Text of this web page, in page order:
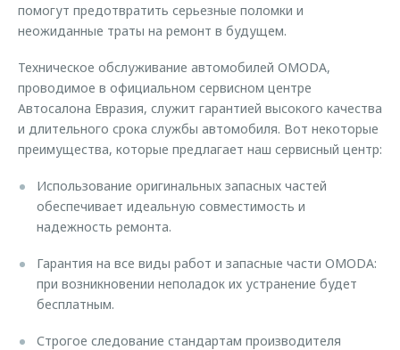
Кредитные программы
Кредитный калькулятор
Аксессуары
Одежда и сувениры
Запчасти
Трейд-ин
Калькулятор трейд-ин
Руководства по эксплуатации
O&J Автоклуб
Клуб владельцев OMODA
Приложение O&J
Аксессуары
Одежда и сувениры
Оригинальные аксессуары
Запчасти
Правовая информация
Обратная связь
помогут предотвратить серьезные поломки и
неожиданные траты на ремонт в будущем.
Техническое обслуживание автомобилей OMODA,
проводимое в официальном сервисном центре
Автосалона Евразия, служит гарантией высокого качества
и длительного срока службы автомобиля. Вот некоторые
преимущества, которые предлагает наш сервисный центр:
Использование оригинальных запасных частей
обеспечивает идеальную совместимость и
надежность ремонта.
Гарантия на все виды работ и запасные части OMODA:
при возникновении неполадок их устранение будет
бесплатным.
Строгое следование стандартам производителя